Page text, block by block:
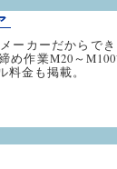
ーカーだからでき
め作業M20～
金も掲載。